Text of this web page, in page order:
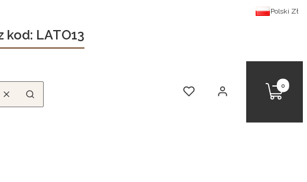
Polski Zł
kod: LATO13
WyczyśćSzukaj
Ulubione Zaloguj się Produkty
Koszyk